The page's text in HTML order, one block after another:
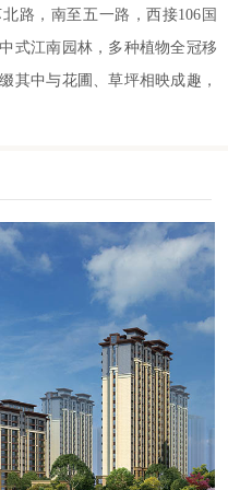
路，南至五一路，西接106国
式江南园林，多种植物全冠移
其中与花圃、草坪相映成趣，